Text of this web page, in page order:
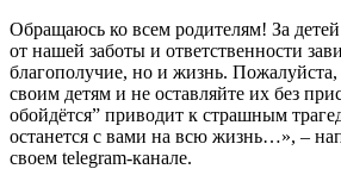
Обращаюсь ко всем родителям! За
от нашей заботы и ответственности
благополучие, но и жизнь. Пожалуйста,
своим детям и не оставляйте их без
обойдётся” приводит к страшным
останется с вами на всю жизнь…», –
своем telegram-канале.